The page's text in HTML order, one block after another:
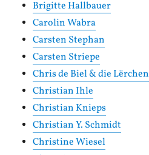
Brigitte Hallbauer
Carolin Wabra
Carsten Stephan
Carsten Striepe
Chris de Biel & die Lërchen
Christian Ihle
Christian Knieps
Christian Y. Schmidt
Christine Wiesel